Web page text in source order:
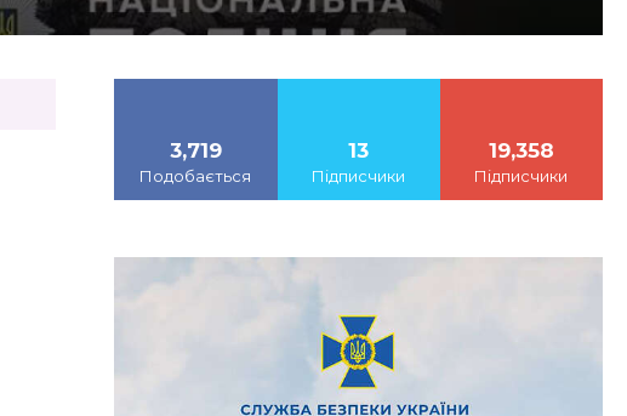
3,719
Подобається
13
Підписчики
19,358
Підписчики